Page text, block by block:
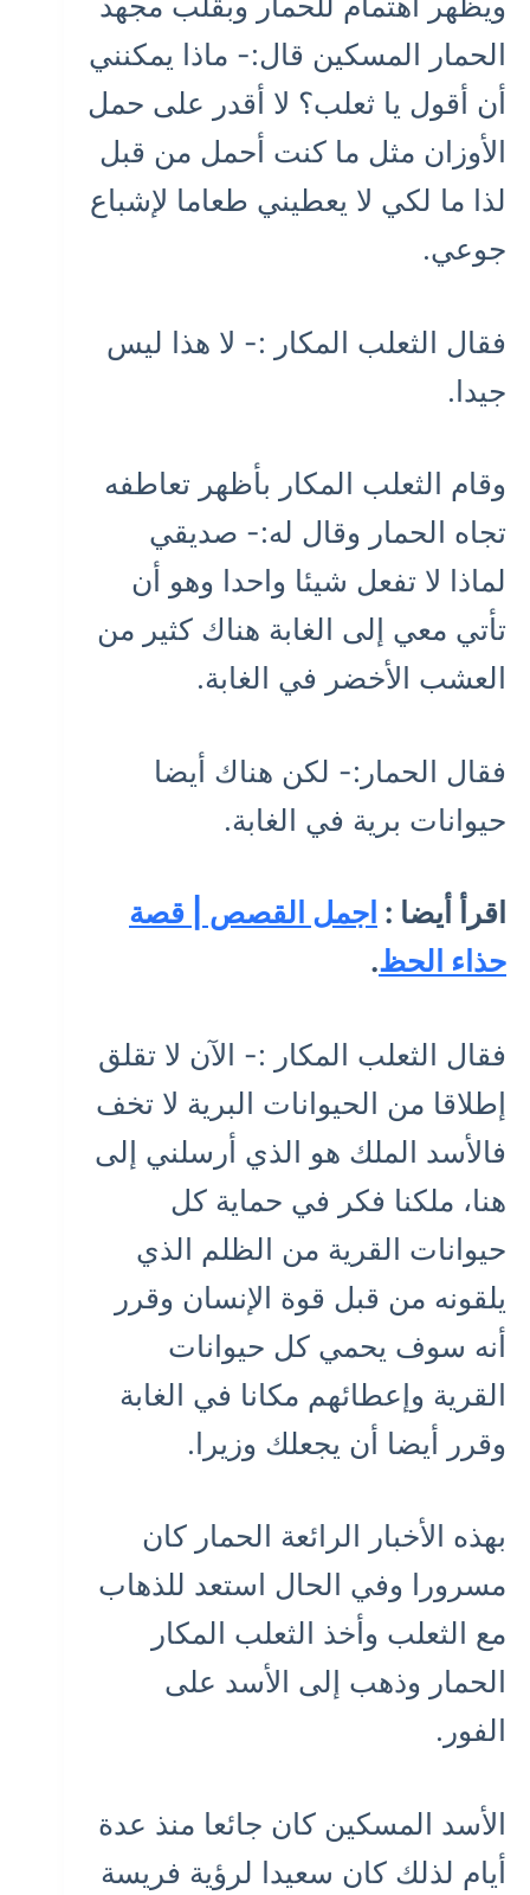
الحمار المسكين قال:- ماذا يمكنني
أن أقول يا ثعلب؟ لا أقدر على حمل
الأوزان مثل ما كنت أحمل من قبل
لذا ما لكي لا يعطيني طعاما لإشباع
جوعي.
فقال الثعلب المكار :- لا هذا ليس
جيدا.
وقام الثعلب المكار بأظهر تعاطفه
تجاه الحمار وقال له:- صديقي
لماذا لا تفعل شيئا واحدا وهو أن
تأتي معي إلى الغابة هناك كثير من
العشب الأخضر في الغابة.
فقال الحمار:- لكن هناك أيضا
حيوانات برية في الغابة.
اقرأ أيضا : اجمل القصص | قصة
حذاء الحظ.
فقال الثعلب المكار :- الآن لا تقلق
إطلاقا من الحيوانات البرية لا تخف
فالأسد الملك هو الذي أرسلني إلى
هنا، ملكنا فكر في حماية كل
حيوانات القرية من الظلم الذي
يلقونه من قبل قوة الإنسان وقرر
أنه سوف يحمي كل حيوانات
القرية وإعطائهم مكانا في الغابة
وقرر أيضا أن يجعلك وزيرا.
بهذه الأخبار الرائعة الحمار كان
مسرورا وفي الحال استعد للذهاب
مع الثعلب وأخذ الثعلب المكار
الحمار وذهب إلى الأسد على
الفور.
الأسد المسكين كان جائعا منذ عدة
أيام لذلك كان سعيدا لرؤية فريسة